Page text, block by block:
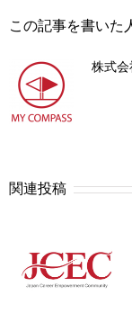
この記事を書いた
株式会
関連投稿